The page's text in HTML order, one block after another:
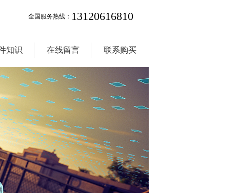
全国服务热线： 13120616810
知识 在线留言 联系购买